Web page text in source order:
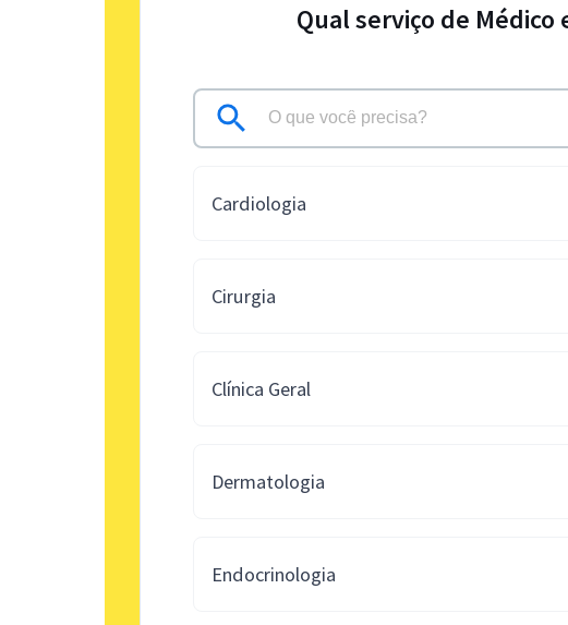
Qual serviço de Médico
Cardiologia
Cirurgia
Clínica Geral
Dermatologia
Endocrinologia